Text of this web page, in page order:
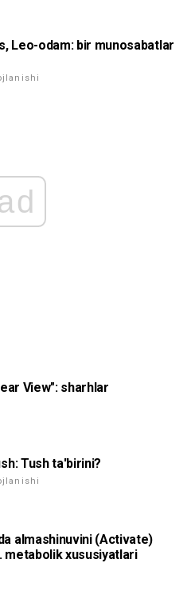
Leo-odam: bir munosabatlar
View": sharhlar
Tush ta'birini?
almashinuvini (Activate)
metabolik xususiyatlari